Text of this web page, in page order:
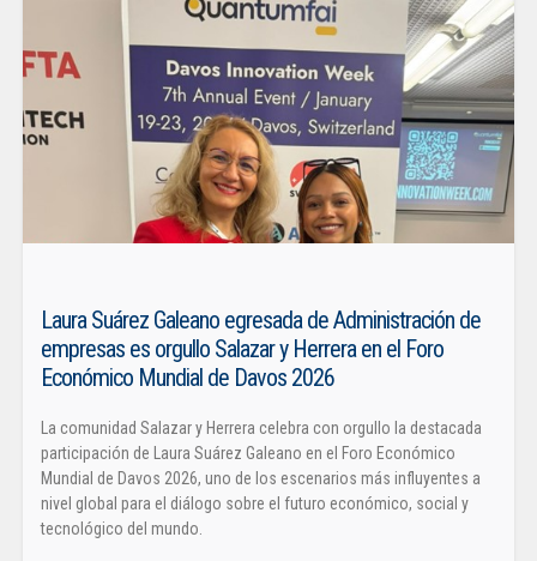
Laura Suárez Galeano egresada de Administración de
empresas es orgullo Salazar y Herrera en el Foro
Económico Mundial de Davos 2026
La comunidad Salazar y Herrera celebra con orgullo la destacada
participación de Laura Suárez Galeano en el Foro Económico
Mundial de Davos 2026, uno de los escenarios más influyentes a
nivel global para el diálogo sobre el futuro económico, social y
tecnológico del mundo.